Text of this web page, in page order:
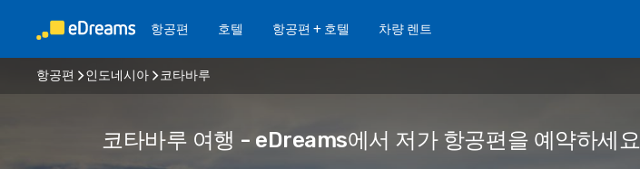
항공편 호텔 항공편 + 호텔 차량 렌트
항공편 인도네시아 코타바루
코타바루 여행 - eDreams에서 저가 항공편을 예약하세요